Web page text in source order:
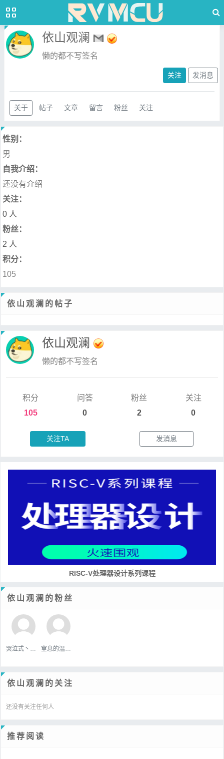
依山观澜
懒的都不写签名
关注 发消息
关于 帖子 文章 留言 粉丝 关注
性别：
男
自我介绍：
还没有介绍
关注：
0 人
粉丝：
2 人
积分：
105
依山观澜的帖子
依山观澜
懒的都不写签名
积分
105
问答
0
粉丝
2
关注
0
关注TA 发消息
RISC-V处理器设计系列课程
依山观澜的粉丝
依山观澜的关注
还没有关注任何人
推荐阅读